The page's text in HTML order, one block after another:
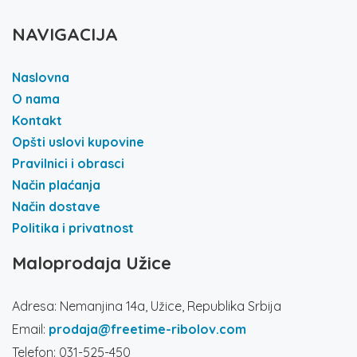
NAVIGACIJA
Naslovna
O nama
Kontakt
Opšti uslovi kupovine
Pravilnici i obrasci
Način plaćanja
Način dostave
Politika i privatnost
Maloprodaja Užice
Adresa: Nemanjina 14a, Užice, Republika Srbija
Email: prodaja@freetime-ribolov.com
Telefon: 031-525-450